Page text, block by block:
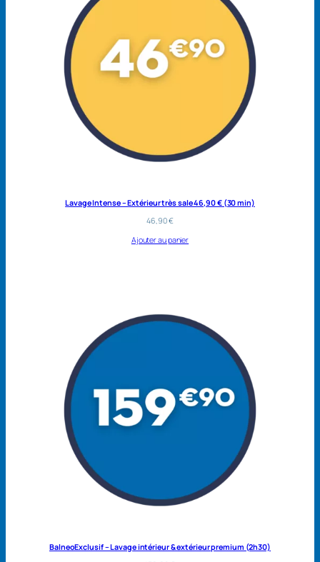
Lavage Intense – Extérieur très sale 46,90 € (30 min)
46,90€
Ajouter au panier
BalneoExclusif – Lavage intérieur & extérieur premium (2h30)